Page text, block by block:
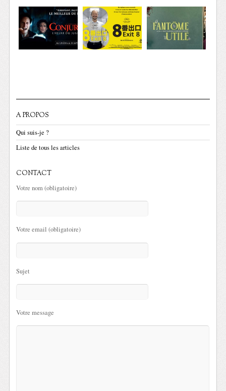
A PROPOS
Qui suis-je ?
Liste de tous les articles
CONTACT
Votre nom (obligatoire)
Votre email (obligatoire)
Sujet
Votre message